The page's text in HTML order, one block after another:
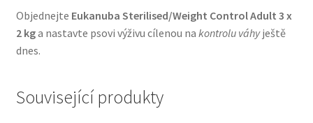
Objednejte Eukanuba Sterilised/Weight Control Adult 3 x
2 kga nastavte psovi výživu cílenou na kontrolu váhyještě
dnes.
Související produkty